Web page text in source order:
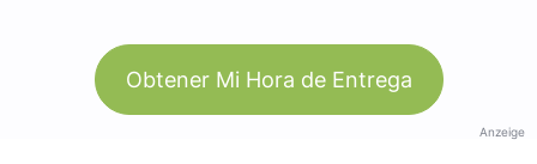
Obtener Mi Hora de Entrega
Anzeige